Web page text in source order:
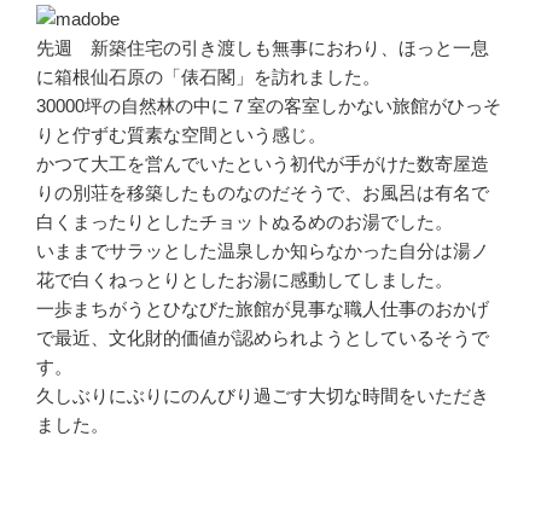
先週 新築住宅の引き渡しも無事におわり、ほっと一息
に箱根仙石原の「俵石閣」を訪れました。
30000坪の自然林の中に７室の客室しかない旅館がひっそ
りと佇ずむ質素な空間という感じ。
かつて大工を営んでいたという初代が手がけた数寄屋造
りの別荘を移築したものなのだそうで、お風呂は有名で
白くまったりとしたチョットぬるめのお湯でした。
いままでサラッとした温泉しか知らなかった自分は湯ノ
花で白くねっとりとしたお湯に感動してしました。
一歩まちがうとひなびた旅館が見事な職人仕事のおかげ
で最近、文化財的価値が認められようとしているそうで
す。
久しぶりにぶりにのんびり過ごす大切な時間をいただき
ました。